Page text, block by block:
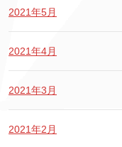
2021年5月
2021年4月
2021年3月
2021年2月